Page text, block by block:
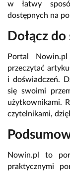
w łatwy
dostępnych na
Dołącz
Portal
przeczytać
i doświadczeń.
się swoimi
użytkownikami.
czytelnikami,
Nowin.pl to
praktycznymi